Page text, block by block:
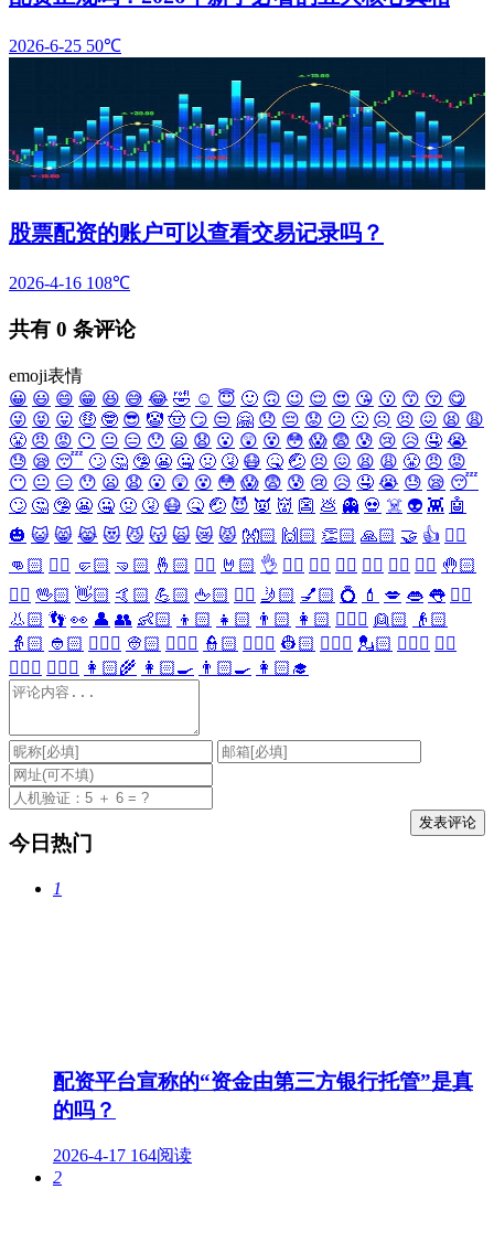
2026-6-25 50℃
股票配资的账户可以查看交易记录吗？
2026-4-16 108℃
共有 0 条评论
emoji表情
😀 😃 😄 😁 😆 😅 😂 🤣 ☺️ 😇 🙂 🙃 😉 😌 😍 😘 😗 😙 😚 😋
😜 😝 😛 🤑 🤓 😎 🤡 🤠 😏 😒 🤗 😞 😔 😟 😕 🙁 ☹️ 😣 😖 😫 😩
😤 😠 😡 😶 😐 😑 😯 😦 😧 😮 😲 😵 😳 😱 😨 😰 😢 😥 🤤 😭
😓 😪 😴 🙄 🤔 🤥 😬 🤐 🤢 🤧 😷 🤒 🤕 😣 😖 😫 😩 😤 😠 😡
😶 😐 😑 😯 😦 😧 😮 😲 😵 😳 😱 😨 😰 😢 😥 🤤 😭 😓 😪 😴
🙄 🤔 🤥 😬 🤐 🤢 🤧 😷 🤒 🤕 😈 👿 👹 👺 💩 👻 💀 ☠️ 👽 👾 🤖
🎃 😺 😸 😹 😻 😼 😽 🙀 😿 😾 👐🏻 🙌🏻 👏🏻 🙏🏻 🤝 👍 👎🏻
👊🏻 ✊🏻 🤛🏻 🤜🏻 🤞🏻 ✌🏻 🤘🏻 👌 👈🏻 👉🏻 👆🏻 👇🏻 ☝🏻 ✋🏻 🤚🏻
🖐🏻 🖖🏻 👋🏻 🤙🏻 💪🏻 🖕🏻 ✍🏻 🤳🏻 💅🏻 💍 💄 💋 👄 👅 👂🏻
👃🏻 👣 👀 👤 👥 👶🏻 👦🏻 👧🏻 👨🏻 👩🏻 👱🏻‍♀️ 👱🏻
👴🏻
👵🏻 👲🏻 👳🏻‍♀️ 👳🏻 👮🏻‍♀️ 👮🏻 👷🏻‍♀️ 👷🏻 💂🏻‍♀️ 💂🏻 🕵🏻‍♀️ 🕵🏻
👩🏻‍⚕️ 👨🏻‍⚕️ 👩🏻‍🌾 👩🏻‍🍳 👨🏻‍🍳 👩🏻‍🎓
今日热门
1
配资平台宣称的“资金由第三方银行托管”是真
的吗？
2026-4-17 164阅读
2